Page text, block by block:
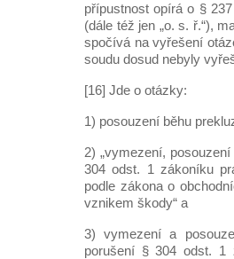
přípustnost opírá o §
(dále též jen „o. s. ř.“),
spočívá na vyřešení
soudu dosud nebyly
[16] Jde o otázky:
1) posouzení běhu
2) „vymezení,
304 odst. 1 zákoníku
podle zákona o
vznikem škody“ a
3) vymezení a
porušení § 304 odst. 1